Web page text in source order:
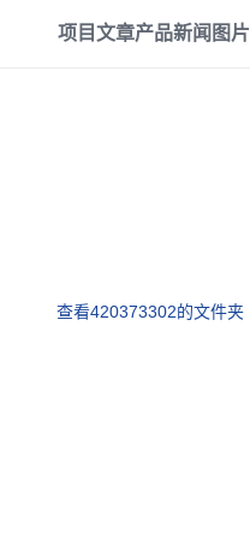
项目文章产品新闻 图片
查看420373302的文件夹